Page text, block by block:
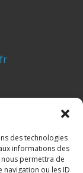
des technologies
informations des
permettra de
ou les ID